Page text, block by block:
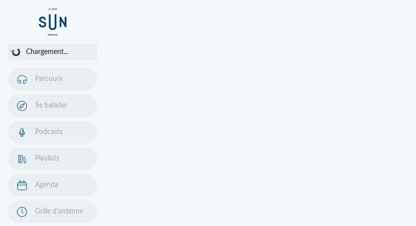
Chargement...
Chargement...
Parcourir
Se balader
Podcasts
Playlists
Agenda
Grille d'antenne